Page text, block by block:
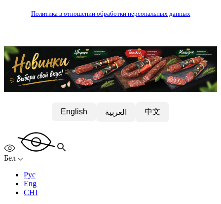
Политика в отношении обработки персональных данных
English العربية 中文
Бел
Рус
Eng
CHI